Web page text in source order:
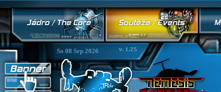
So 08 Srp 2026